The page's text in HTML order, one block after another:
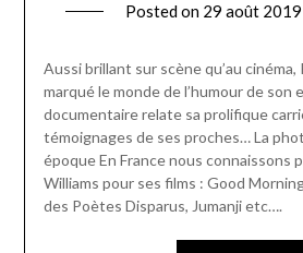
Posted on 29 août 2019
Aussi brillant sur scène qu’au cinéma,
marqué le monde de l’humour de son
documentaire relate sa prolifique
témoignages de ses proches… La
époque En France nous connaissons
Williams pour ses films : Good
des Poètes Disparus, Jumanji etc….